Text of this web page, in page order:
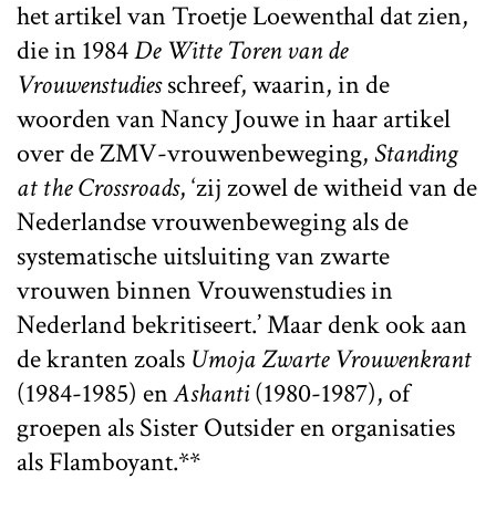
het artikel van Troetje Loewenthal dat zien,
die in 1984De Witte Toren van de
Vrouwenstudiesschreef, waarin, in de
woorden van Nancy Jouwe in haar artikel
over de ZMV-vrouwenbeweging, Standing
at the Crossroads, ‘zij zowel de witheid van de
Nederlandse vrouwenbeweging als de
systematische uitsluiting van zwarte
vrouwen binnen Vrouwenstudies in
Nederland bekritiseert.’ Maar denk ook aan
de kranten zoals Umoja Zwarte Vrouwenkrant
(1984-1985) enAshanti(1980-1987), of
groepen als Sister Outsider en organisaties
als Flamboyant.**